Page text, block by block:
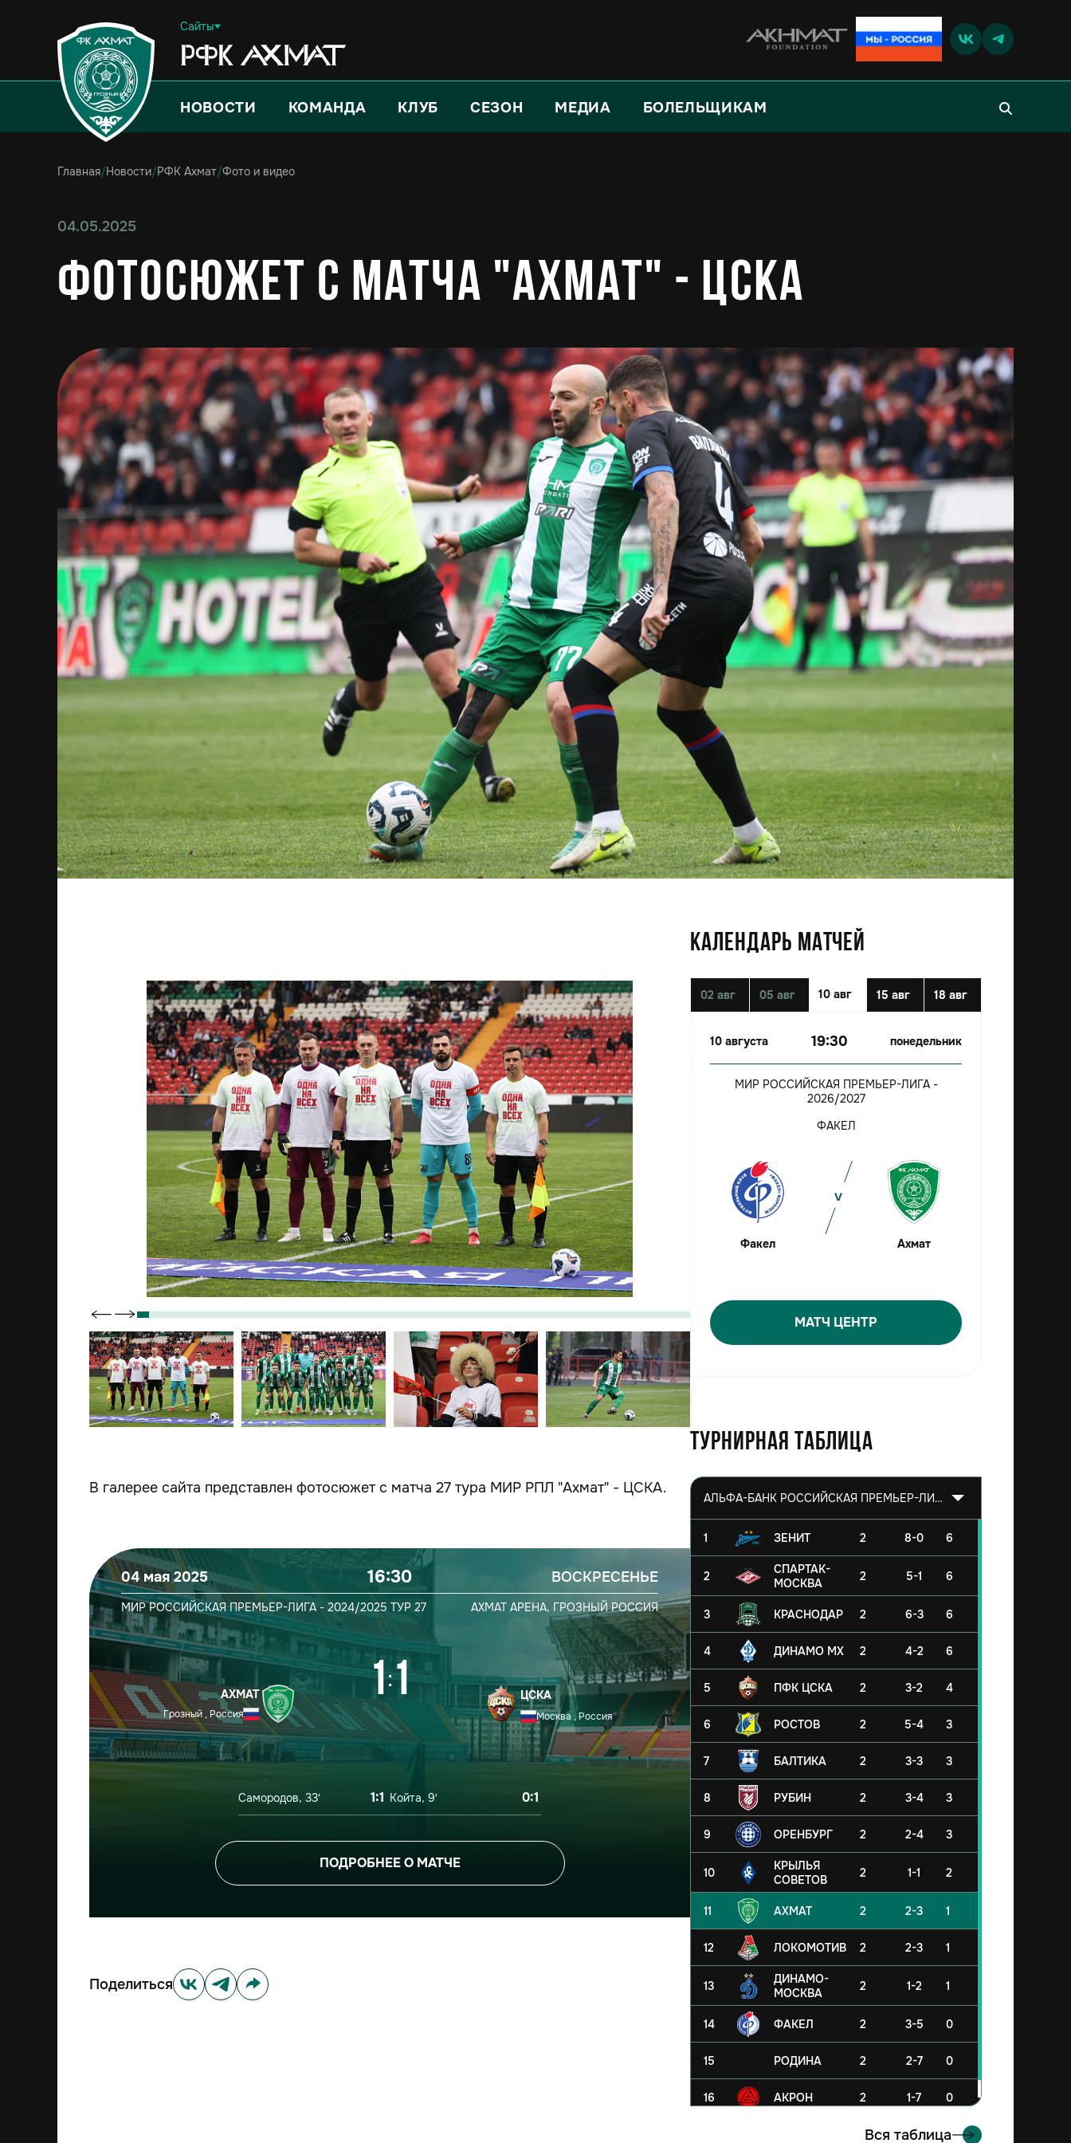
Сайты
НОВОСТИ КОМАНДА КЛУБ СЕЗОН МЕДИА БОЛЕЛЬЩИКАМ
Главная/Новости/РФК Ахмат/Фото и видео
04.05.2025
Фотосюжет с матча "Ахмат" - ЦСКА
КАЛЕНДАРЬ МАТЧЕЙ
02 авг 05 авг 10 авг 15 авг 18 авг
10 августа 19:30 понедельник
МИР РОССИЙСКАЯ ПРЕМЬЕР-ЛИГА -
2026/2027
ФАКЕЛ
Факел Ахмат
МАТЧ ЦЕНТР
Турнирная таблица
АЛЬФА-БАНК РОССИЙСКАЯ ПРЕМЬЕР-ЛИГА 2026/2027
1 ЗЕНИТ 2 8-0 6
2
СПАРТАК-
МОСКВА
2 5-1 6
3 КРАСНОДАР 2 6-3 6
4 ДИНАМО МХ 2 4-2 6
5 ПФК ЦСКА 2 3-2 4
6 РОСТОВ 2 5-4 3
7 БАЛТИКА 2 3-3 3
8 РУБИН 2 3-4 3
9 ОРЕНБУРГ 2 2-4 3
10
КРЫЛЬЯ
СОВЕТОВ
2 1-1 2
11 АХМАТ 2 2-3 1
12 ЛОКОМОТИВ 2 2-3 1
13
ДИНАМО-
МОСКВА
2 1-2 1
14 ФАКЕЛ 2 3-5 0
15 РОДИНА 2 2-7 0
16 АКРОН 2 1-7 0
Вся таблица
В галерее сайта представлен фотосюжет с матча 27 тура МИР РПЛ "Ахмат" - ЦСКА.
04 мая 2025 16:30 ВОСКРЕСЕНЬЕ
МИР РОССИЙСКАЯ ПРЕМЬЕР-ЛИГА - 2024/2025 ТУР 27 АХМАТ АРЕНА, ГРОЗНЫЙ РОССИЯ
АХМАТ
Грозный , Россия
1:1 ЦСКА
Москва , Россия
Самородов, 33′ 1:1 Койта, 9′ 0:1
ПОДРОБНЕЕ О МАТЧЕ
Поделиться